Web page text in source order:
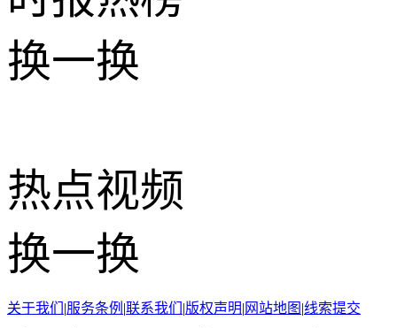
换一换
热点视频
换一换
关于我们 |服务条例 |联系我们 |版权声明| 网站地图 |线索提交